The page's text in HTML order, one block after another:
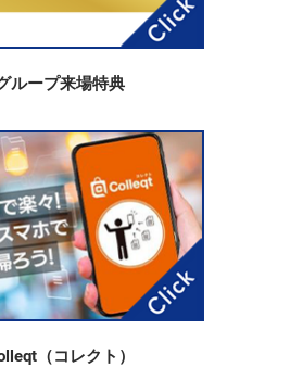
ループ来場特典
（コレクト）